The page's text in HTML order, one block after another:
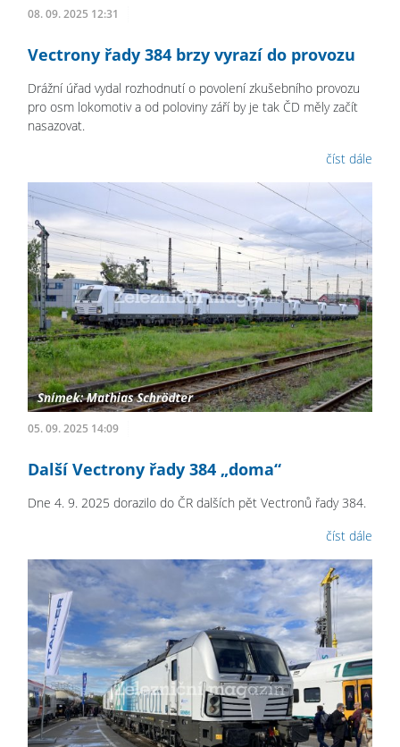
08. 09. 2025 12:31
Vectrony řady 384 brzy vyrazí do provozu
Drážní úřad vydal rozhodnutí o povolení zkušebního provozu
pro osm lokomotiv a od poloviny září by je tak ČD měly začít
nasazovat.
číst dále
05. 09. 2025 14:09
Další Vectrony řady 384 „doma“
Dne 4. 9. 2025 dorazilo do ČR dalších pět Vectronů řady 384.
číst dále